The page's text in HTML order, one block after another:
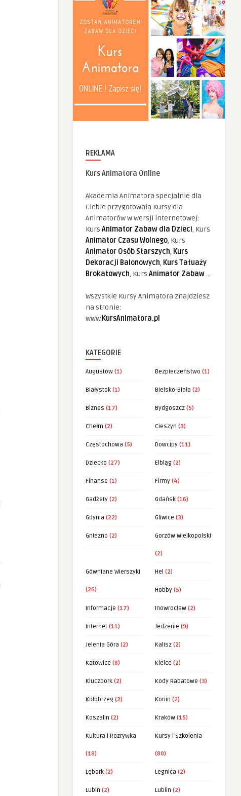
REKLAMA
Kurs Animatora Online
Akademia Animatora specjalnie dla
Ciebie przygotowała Kursy dla
Animatorów w wersji internetowej:
Kurs Animator Zabaw dla Dzieci, Kurs
Animator Czasu Wolnego, Kurs
Animator Osób Starszych, Kurs
Dekoracji Balonowych, Kurs Tatuaży
Brokatowych, Kurs Animator Zabaw...
Wszystkie Kursy Animatora znajdziesz
na stronie:
www.KursAnimatora.pl
KATEGORIE
Augustów (1) Bezpieczeństwo (1)
Białystok (1) Bielsko-Biała (2)
Biznes (17) Bydgoszcz (5)
Chełm (2) Cieszyn (3)
Częstochowa (5) Dowcipy (11)
Dziecko (27) Elbląg (2)
Finanse (1) Firmy (4)
Gadżety (2) Gdańsk (16)
Gdynia (22) Gliwice (3)
Gniezno (2) Gorzów Wielkopolski
(2)
Gówniane Wierszyki
(26)
Hel (2)
Hobby (5)
Informacje (17) Inowrocław (2)
Internet (11) Jedzenie (9)
Jelenia Góra (2) Kalisz (2)
Katowice (8) Kielce (2)
Kluczbork (2) Kody Rabatowe (3)
Kołobrzeg (2) Konin (2)
Koszalin (2) Kraków (15)
Kultura i Rozrywka
(18)
Kursy i Szkolenia
(80)
Lębork (2) Legnica (2)
Lubin (2) Lublin (2)